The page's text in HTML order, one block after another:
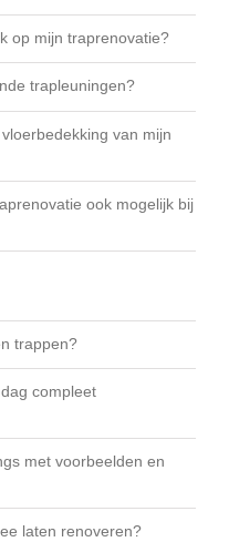
op mijn traprenovatie?
trapleuningen?
van mijn
ook mogelijk bij
trappen?
compleet
met voorbeelden en
laten renoveren?